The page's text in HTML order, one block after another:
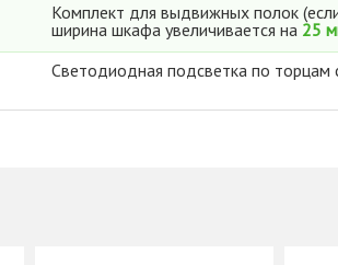
Комплект для выдвижных полок
ширина шкафа увеличивается на 25
Светодиодная подсветка по торцам